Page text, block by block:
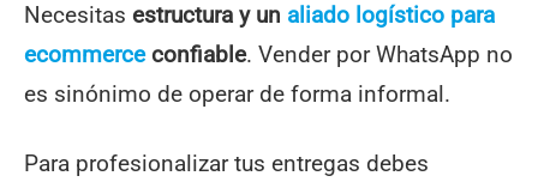
Necesitas estructura y un aliado logístico para
ecommerceconfiable. Vender por WhatsApp no
es sinónimo de operar de forma informal.
Para profesionalizar tus entregas debes